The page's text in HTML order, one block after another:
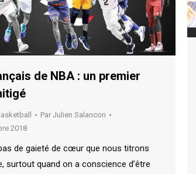
de NBA : un premier
Par Julien Salancon
2018
de gaieté de cœur que nous titrons
surtout quand on a conscience d’être